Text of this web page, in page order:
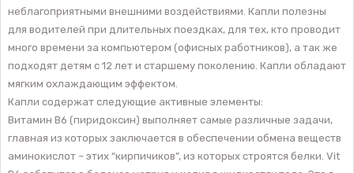
неблагоприятными внешними воздействиями. Капли полезны
для водителей при длительных поездках, для тех, кто проводит
много времени за компьютером (офисных работников), а так же
подходят детям с 12 лет и старшему поколению. Капли обладают
мягким охлаждающим эффектом.
Капли содержат следующие активные элементы:
Витамин B6 (пиридоксин) выполняет самые различные задачи,
главная из которых заключается в обеспечении обмена веществ
аминокислот – этих “кирпичиков”, из которых строятся белки. Vit